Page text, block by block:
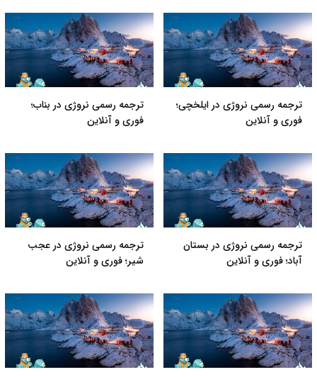
ترجمه رسمی نروژی در ایلخچی؛
فوری و آنلاین
ترجمه رسمی نروژی در بناب؛
فوری و آنلاین
ترجمه رسمی نروژی در بستان
آباد؛ فوری و آنلاین
ترجمه رسمی نروژی در عجب
شیر؛ فوری و آنلاین